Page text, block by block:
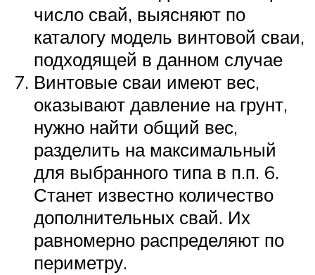
число свай, выясняют по
каталогу модель винтовой сваи,
подходящей в данном случае
Винтовые сваи имеют вес,
оказывают давление на грунт,
нужно найти общий вес,
разделить на максимальный
для выбранного типа в п.п. 6.
Станет известно количество
дополнительных свай. Их
равномерно распределяют по
периметру.